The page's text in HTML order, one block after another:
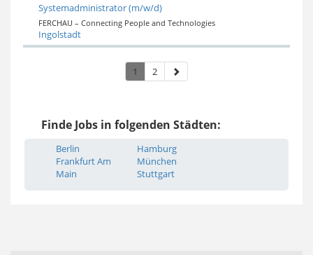
Systemadministrator (m/w/d)
FERCHAU – Connecting People and Technologies
Ingolstadt
1 2
Finde Jobs in folgenden Städten:
Berlin
Frankfurt Am
Main
Hamburg
München
Stuttgart